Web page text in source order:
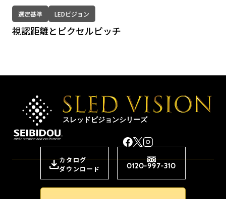
選定基準 LEDビジョン
視認距離とピクセルピッチ
スレッドビジョンシリーズ
カタログ
ダウンロード
0120-997-310